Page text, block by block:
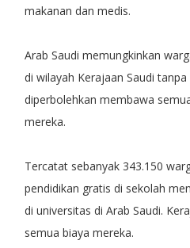
makanan dan medis.
Arab Saudi memungkinkan
di wilayah Kerajaan Saudi
diperbolehkan membawa
mereka.
Tercatat sebanyak 343.150
pendidikan gratis di sekolah
di universitas di Arab Saudi.
semua biaya mereka.